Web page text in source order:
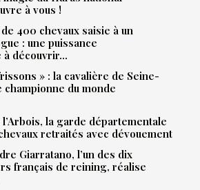
à vous !
400 chevaux saisie à un
: une puissance
à découvrir…
» : la cavalière de Seine-
du monde
la garde départementale
retraités avec dévouement
Giarratano, l’un des dix
français de reining, réalise